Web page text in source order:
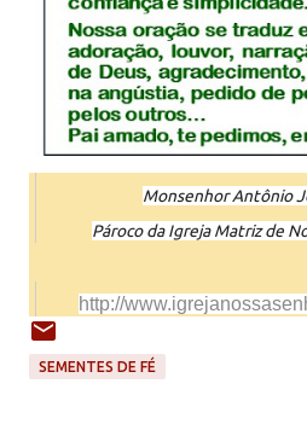
Monsenhor Antônio
Pároco da Igreja Matriz de
http://
SEMENTES DE FÉ